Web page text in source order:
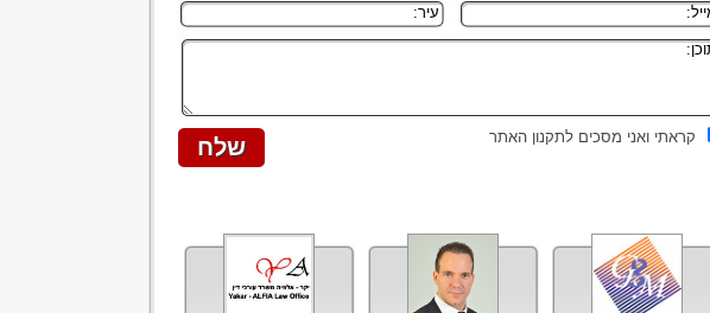
קראתי ואני מסכים לתקנון האתר